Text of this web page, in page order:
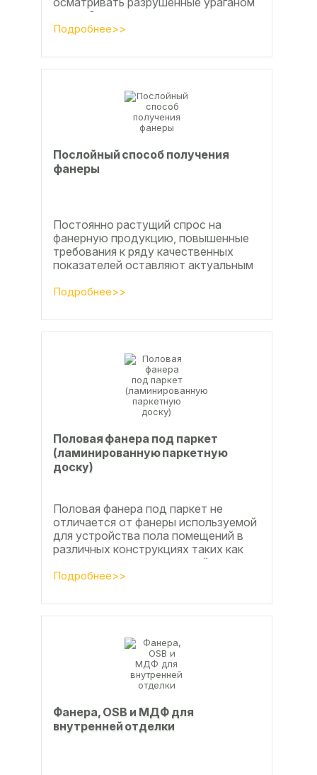
дома. Он удивился, что ударов
стихии в большинстве случаев не...
Подробнее>>
Послойный способ получения
фанеры
Постоянно растущий спрос на
фанерную продукцию, повышенные
требования к ряду качественных
показателей оставляют актуальным
технологии производства клееной...
Подробнее>>
Половая фанера под паркет
(ламинированную паркетную
доску)
Половая фанера под паркет не
отличается от фанеры используемой
для устройства пола помещений в
различных конструкциях таких как
ламинат из ламинированной
паркетной доски, а так же...
Подробнее>>
Фанера, OSB и МДФ для
внутренней отделки